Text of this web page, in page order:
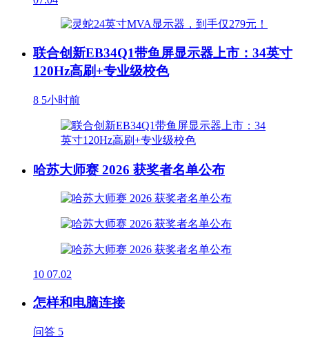
联合创新EB34Q1带鱼屏显示器上市：34英寸
120Hz高刷+专业级校色
8 5小时前
哈苏大师赛 2026 获奖者名单公布
10 07.02
怎样和电脑连接
问答 5